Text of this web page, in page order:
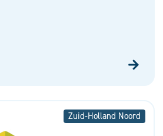
Zuid-Holland Noord